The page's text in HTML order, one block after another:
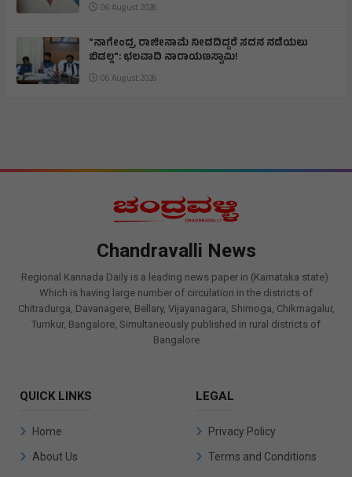
06 August 2026
"ನಾಗೇಂದ್ರ ರಾಜೀನಾಮೆ ನೀಡದಿದ್ದರೆ ಸದನ ನಡೆಯಲು
ಬಿಡಲ್ಲ": ಛಲವಾದಿ ನಾರಾಯಣಸ್ವಾಮಿ!
06 August 2026
Chandravalli News
Regional Kannada Daily is a leading news paper in (Karnataka state).
Which is having large number of circulation in the districts of
Chitradurga, Davanagere, Bellary, Vijayanagara, Shimoga, Chikmagalur,
Tumkur, Bangalore, Simultaneously published in rural districts of
Bangalore
QUICK LINKS
Home
About Us
LEGAL
Privacy Policy
Terms and Conditions